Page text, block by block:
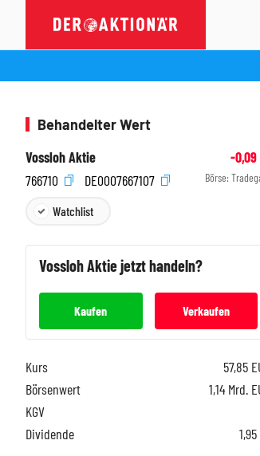
Behandelter Wert
Vossloh Aktie
-0,09
766710
DE0007667107 Börse:
Watchlist
VosslohAktie jetzt handeln?
Kaufen Verkaufen
Kurs 57,85
Börsenwert
1,14 Mrd.
KGV
Dividende